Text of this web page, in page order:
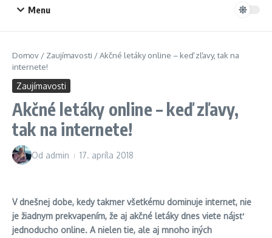
Menu
Domov / Zaujímavosti /Akčné letáky online – keď zľavy, tak na
internete!
Zaujímavosti
Akčné letáky online – keď zľavy,
tak na internete!
Od admin 17. apríla 2018
V dnešnej dobe, kedy takmer všetkému dominuje internet, nie
je žiadnym prekvapením, že aj akčné letáky dnes viete nájsť
jednoducho online. A nielen tie, ale aj mnoho iných